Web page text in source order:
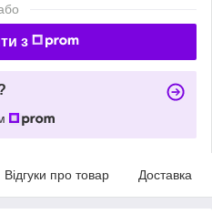
з
Відгуки про товар Доставка